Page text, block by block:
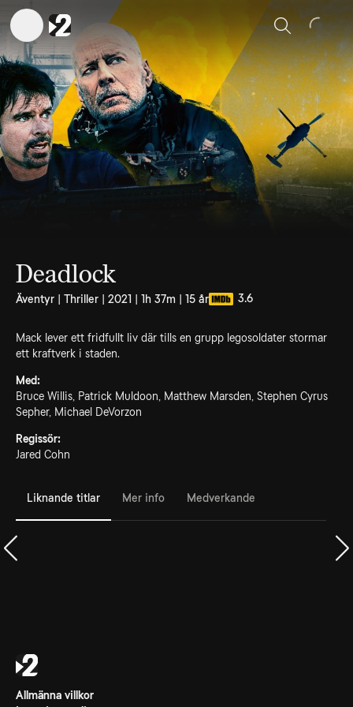
Sök
Deadlock
Äventyr | Thriller | 2021 | 1h 37m | 15 år 3.6
Mack lever ett fridfullt liv där tills en grupp legosoldater stormar
ett kraftverk i staden.
Med:
Bruce Willis, Patrick Muldoon, Matthew Marsden, Stephen Cyrus
Sepher, Michael DeVorzon
Regissör:
Jared Cohn
Liknande titlar Mer info Medverkande
Allmänna villkor